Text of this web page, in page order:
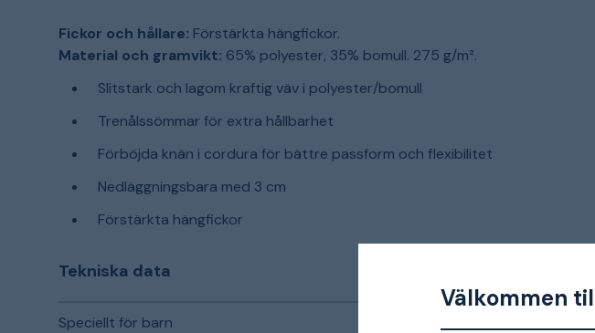
Välkommen
Fickor och hållare: Förstärkta hängfickor.
Material och gramvikt: 65% polyester, 35% bomull. 275 g/m².
Slitstark och lagom kraftig väv i polyester/bomull
Trenålssömmar för extra hållbarhet
Förböjda knän i cordura för bättre passform och flexibilitet
Nedläggningsbara med 3 cm
Förstärkta hängfickor
Tekniska data
Speciellt för barn